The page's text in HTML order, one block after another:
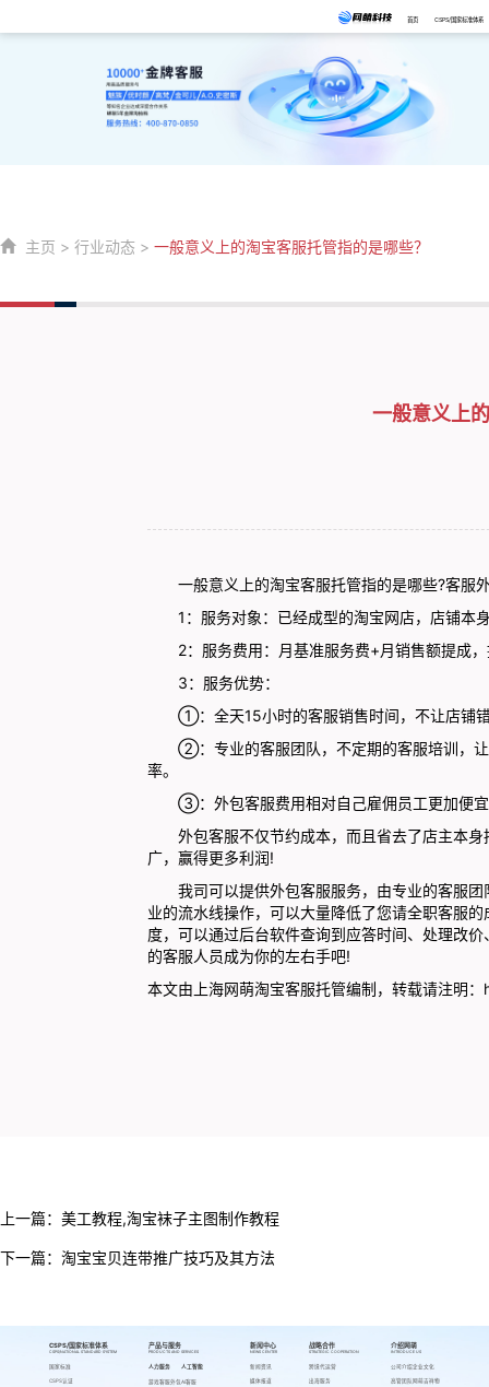
首页 CSPS/国家标准体系
主页 > 行业动态 > 一般意义上的淘宝客服托管指的是哪些？
一般意义上
一般意义上的淘宝客服托管指的是哪些?客服
1：服务对象：已经成型的淘宝网店，店铺本
2：服务费用：月基准服务费+月销售额提成，
3：服务优势：
①：全天15小时的客服销售时间，不让店铺错
②：专业的客服团队，不定期的客服培训，让
率。
③：外包客服费用相对自己雇佣员工更加便宜
外包客服不仅节约成本，而且省去了店主本身
广，赢得更多利润!
我司可以提供外包客服服务，由专业的客服团
业的流水线操作，可以大量降低了您请全职客服
度，可以通过后台软件查询到应答时间、处理改
的客服人员成为你的左右手吧!
本文由上海网萌淘宝客服托管编制，转载请注明：
上一篇： 美工教程,淘宝袜子主图制作教程
下一篇： 淘宝宝贝连带推广技巧及其方法
CSPS/国家标准体系
CSPS/NATIONAL STANDARD SYSTEM
国家标准
CSPS认证
产品与服务
PRODUCTS AND SERVICES
人力服务
游戏客服外包
人工智能
AI客服
新闻中心
NEWS CENTER
新闻资讯
媒体报道
战略合作
STRATEGIC COOPERATION
跨境代运营
出海服务
介绍网萌
INTRODUCE US
公司介绍
高管团队
企业文化
网萌吉祥物